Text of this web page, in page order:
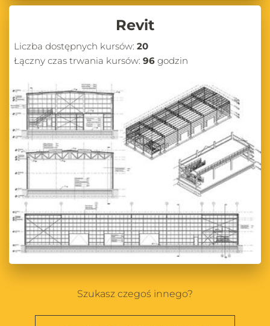
Revit
Liczba dostępnych kursów: 20
Łączny czas trwania kursów: 96 godzin
Szukasz czegoś innego?